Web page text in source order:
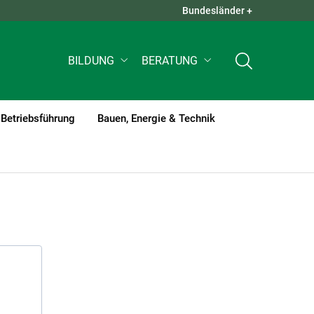
QUICK LINKS +
Bundesländer +
BILDUNG BERATUNG
Betriebsführung Bauen, Energie & Technik